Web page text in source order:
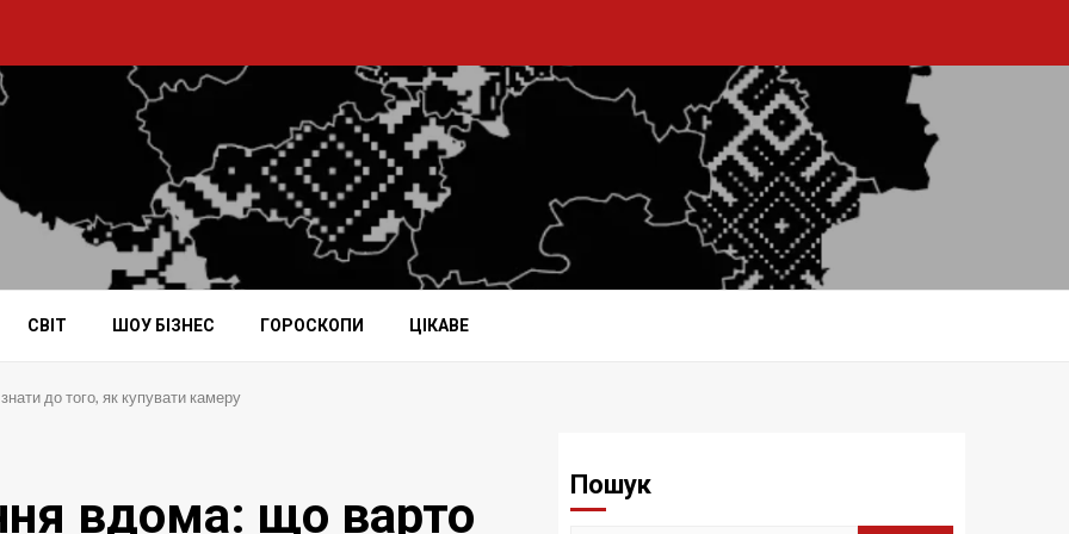
СВІТ ШОУ БІЗНЕС ГОРОСКОПИ ЦІКАВЕ
до того, як купувати камеру
вдома: що варто
Пошук